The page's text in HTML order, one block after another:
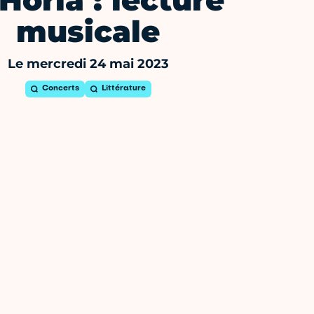
musicale
Le mercredi 24 mai 2023
Concerts Littérature